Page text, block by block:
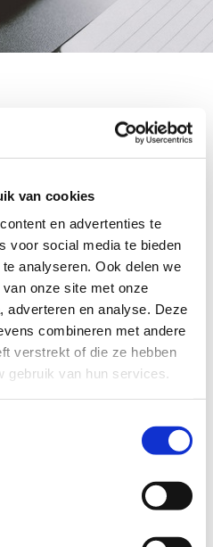
van cookies
en advertenties te
voor social media te bieden
analyseren. Ook delen we
onze site met onze
adverteren en analyse. Deze
combineren met andere
verstrekt of die ze hebben
gebruik van hun services.
smartdoelen.
maken.
bespreken.
te zenden.
het aantal begeleidingsuren en
worden de afspraken met